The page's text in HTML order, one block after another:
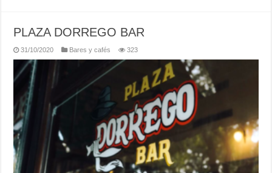
PLAZA DORREGO BAR
31/10/2020 Bares y cafés 323